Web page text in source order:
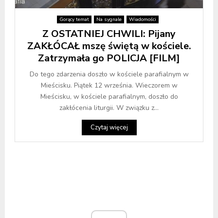
Gorący temat Na sygnale Wiadomości
Z OSTATNIEJ CHWILI: Pijany
ZAKŁÓCAŁ mszę świętą w kościele.
Zatrzymała go POLICJA [FILM]
Do tego zdarzenia doszło w kościele parafialnym w
Mieścisku. Piątek 12 września. Wieczorem w
Mieścisku, w kościele parafialnym, doszło do
zakłócenia liturgii. W związku z...
Czytaj więcej